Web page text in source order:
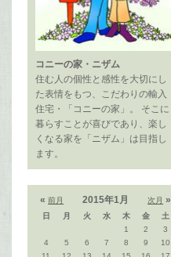
コニーの家・ニザム
住む人の個性と感性を大切にし
た表情をもつ、こだわりの輸入
住宅・「コニーの家」。 そこに
暮らすことが喜びであり、楽し
くなる家を「ニザム」は目指し
ます。
«前月 次月 »
2015年1月
日 月 火 水 木 金
土
1
2
3
4
5 6 7 8 9
10